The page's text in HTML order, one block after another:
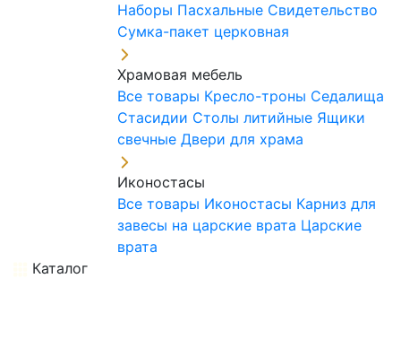
Наборы Пасхальные Свидетельство
Сумка-пакет церковная
Храмовая мебель
Все товары Кресло-троны Седалища
Стасидии Столы литийные Ящики
свечные Двери для храма
Иконостасы
Все товары Иконостасы Карниз для
завесы на царские врата Царские
врата
Каталог